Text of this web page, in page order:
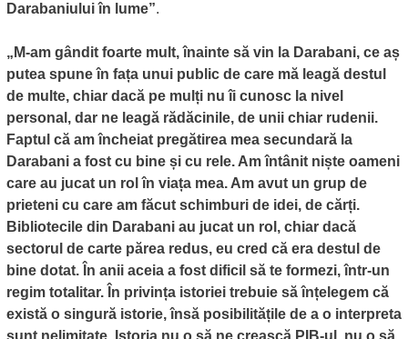
Darabaniului în lume”.
„M-am gândit foarte mult, înainte să vin la Darabani, ce aș
putea spune în fața unui public de care mă leagă destul
de multe, chiar dacă pe mulți nu îi cunosc la nivel
personal, dar ne leagă rădăcinile, de unii chiar rudenii.
Faptul că am încheiat pregătirea mea secundară la
Darabani a fost cu bine și cu rele. Am întânit niște oameni
care au jucat un rol în viața mea. Am avut un grup de
prieteni cu care am făcut schimburi de idei, de cărți.
Bibliotecile din Darabani au jucat un rol, chiar dacă
sectorul de carte părea redus, eu cred că era destul de
bine dotat. În anii aceia a fost dificil să te formezi, într-un
regim totalitar. În privința istoriei trebuie să înțelegem că
există o singură istorie, însă posibilitățile de a o interpreta